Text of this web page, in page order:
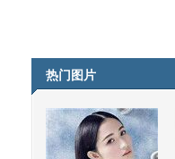
热门图片